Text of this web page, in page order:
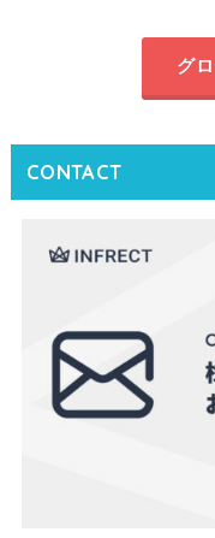
グ
CONTACT